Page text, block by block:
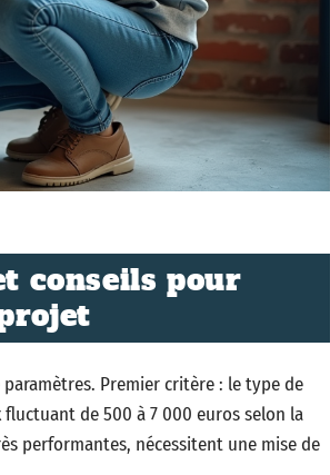
conseils pour
Premier critère : le type de
de 500 à 7 000 euros selon la
performantes, nécessitent une mise de